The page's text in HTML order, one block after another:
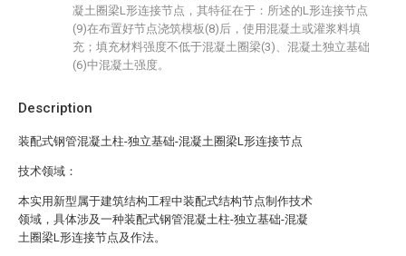
Description
装配式钢管混凝土柱-独立基础-混凝土圈梁L形连接节点
技术领域：
本实用新型属于建筑结构工程中装配式结构节点制作技术
领域，具体涉及一种装配式钢管混凝土柱-独立基础-混凝
土圈梁L形连接节点及作法。
凝土圈梁L形连接节点，其特征在于：所述的L形连接节点
(9)在布置好节点浇筑模板(8)后，使用混凝土或灌浆料填
充；填充材料强度不低于混凝土圈梁(3)、混凝土独立基础
(6)中混凝土强度。